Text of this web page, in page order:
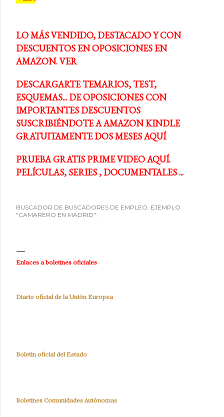
LO MÁS VENDIDO, DESTACADO Y CON
DESCUENTOS EN OPOSICIONES EN
AMAZON. VER
DESCARGARTE TEMARIOS, TEST,
ESQUEMAS... DE OPOSICIONES CON
IMPORTANTES DESCUENTOS
SUSCRIBIÉNDOTE A AMAZON KINDLE
GRATUITAMENTE DOS MESES AQUÍ
PRUEBA GRATIS PRIME VIDEO AQUÍ.
PELÍCULAS, SERIES , DOCUMENTALES ...
BUSCADOR DE BUSCADORES DE EMPLEO. EJEMPLO
"CAMARERO EN MADRID" :
Enlaces a boletines oficiales
Diario oficial de la Unión Europea
Boletín oficial del Estado
Boletines Comunidades Autónomas